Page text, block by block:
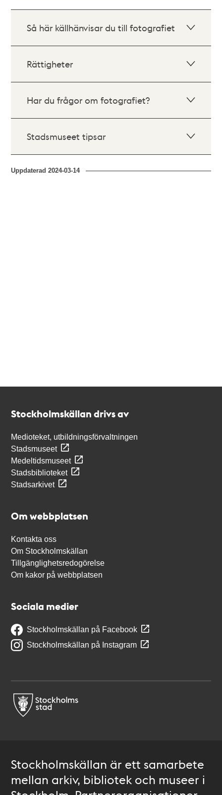
Så här källhänvisar du till fotografiet
Rättigheter
Har du frågor om fotografiet?
Stadsmuseet tipsar
Uppdaterad2024-03-14
Stockholmskällan drivs av
Medioteket, utbildningsförvaltningen
Stadsmuseet
Medeltidsmuseet
Stadsbiblioteket
Stadsarkivet
Om webbplatsen
Kontakta oss
Om Stockholmskällan
Tillgänglighetsredogörelse
Om kakor på webbplatsen
Sociala medier
Stockholmskällan på Facebook
Stockholmskällan på Instagram
Stockholmskällan är ett samarbete
mellan arkiv, bibliotek och museer i